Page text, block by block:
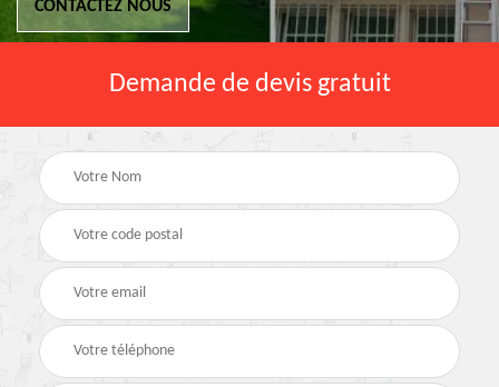
CONTACTEZ NOUS
Demande de devis gratuit